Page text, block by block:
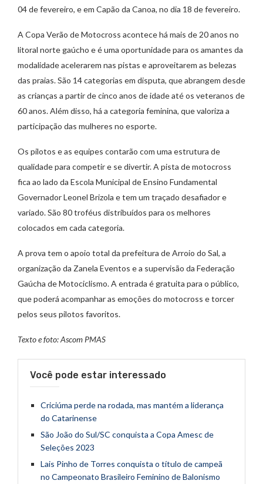
04 de fevereiro, e em Capão da Canoa, no dia 18 de fevereiro.
A Copa Verão de Motocross acontece há mais de 20 anos no
litoral norte gaúcho e é uma oportunidade para os amantes da
modalidade acelerarem nas pistas e aproveitarem as belezas
das praias. São 14 categorias em disputa, que abrangem desde
as crianças a partir de cinco anos de idade até os veteranos de
60 anos. Além disso, há a categoria feminina, que valoriza a
participação das mulheres no esporte.
Os pilotos e as equipes contarão com uma estrutura de
qualidade para competir e se divertir. A pista de motocross
fica ao lado da Escola Municipal de Ensino Fundamental
Governador Leonel Brizola e tem um traçado desafiador e
variado. São 80 troféus distribuídos para os melhores
colocados em cada categoria.
A prova tem o apoio total da prefeitura de Arroio do Sal, a
organização da Zanela Eventos e a supervisão da Federação
Gaúcha de Motociclismo. A entrada é gratuita para o público,
que poderá acompanhar as emoções do motocross e torcer
pelos seus pilotos favoritos.
Texto e foto: Ascom PMAS
Você pode estar interessado
Criciúma perde na rodada, mas mantém a liderança
do Catarinense
São João do Sul/SC conquista a Copa Amesc de
Seleções 2023
Lais Pinho de Torres conquista o título de campeã
no Campeonato Brasileiro Feminino de Balonismo